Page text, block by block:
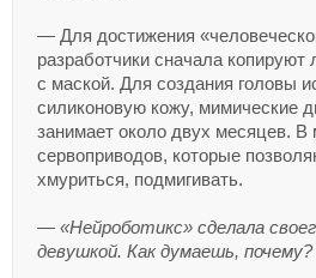
— Для достижения
разработчики сначала
с маской. Для создания головы
силиконовую кожу, мимические
занимает около двух месяцев. В
сервоприводов, которые
хмуриться, подмигивать.
— «Нейроботикс» сделала
девушкой. Как думаешь, почему?